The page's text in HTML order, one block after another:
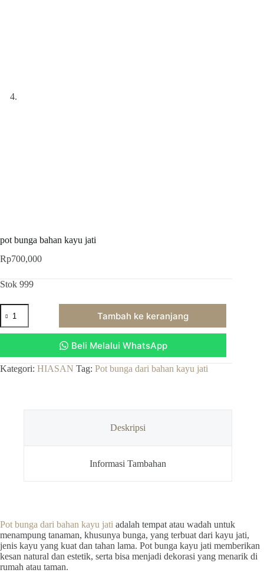
pot bunga bahan kayu jati
Rp700,000
Stok 999
Kuantitas
pot
bunga
jati
Tambah ke keranjang
Beli Melalui WhatsApp
Kategori: HIASAN Tag: Pot bunga dari bahan kayu jati
Deskripsi
Informasi Tambahan
Pot bunga dari bahan kayu jati adalah tempat atau wadah untuk
menampung tanaman, khusunya bunga, yang terbuat dari kayu jati,
jenis kayu yang kuat dan tahan lama. Pot bunga kayu jati memberikan
kesan natural dan estetik, serta bisa menjadi dekorasi yang menarik di
rumah atau taman.